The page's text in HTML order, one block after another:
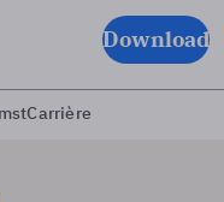
Download
Carrière